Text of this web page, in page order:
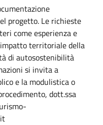
progetto. Le richieste
come esperienza e
territoriale della
di autosostenibilità
si invita a
e la modulistica o
dott.ssa